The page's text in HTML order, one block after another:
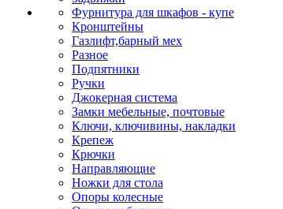
Фурнитура для шкафов - купе
Кронштейны
Газлифт,барный мех
Разное
Подпятники
Ручки
Джокерная система
Замки мебельные, почтовые
Ключи, ключивины, накладки
Крепеж
Крючки
Направляющие
Ножки для стола
Опоры колесные